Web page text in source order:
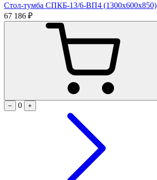
Стол-тумба СПКБ-13/6-ВП4 (1300х600х850)
67 186 ₽
−
0 +